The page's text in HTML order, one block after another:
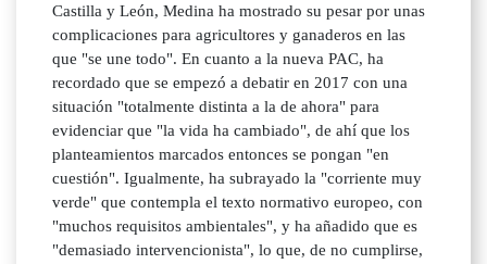
Castilla y León, Medina ha mostrado su pesar por unas
complicaciones para agricultores y ganaderos en las
que "se une todo". En cuanto a la nueva PAC, ha
recordado que se empezó a debatir en 2017 con una
situación "totalmente distinta a la de ahora" para
evidenciar que "la vida ha cambiado", de ahí que los
planteamientos marcados entonces se pongan "en
cuestión". Igualmente, ha subrayado la "corriente muy
verde" que contempla el texto normativo europeo, con
"muchos requisitos ambientales", y ha añadido que es
"demasiado intervencionista", lo que, de no cumplirse,